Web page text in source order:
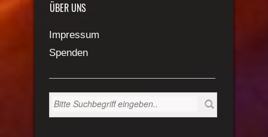
ÜBER UNS
Impressum
Spenden